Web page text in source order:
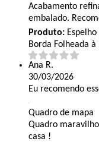
Acabamento
embalado.
Produto:
Borda Folheada
Ana R.
30/03/2026
Eu recomendo
Quadro de mapa
Quadro
casa !